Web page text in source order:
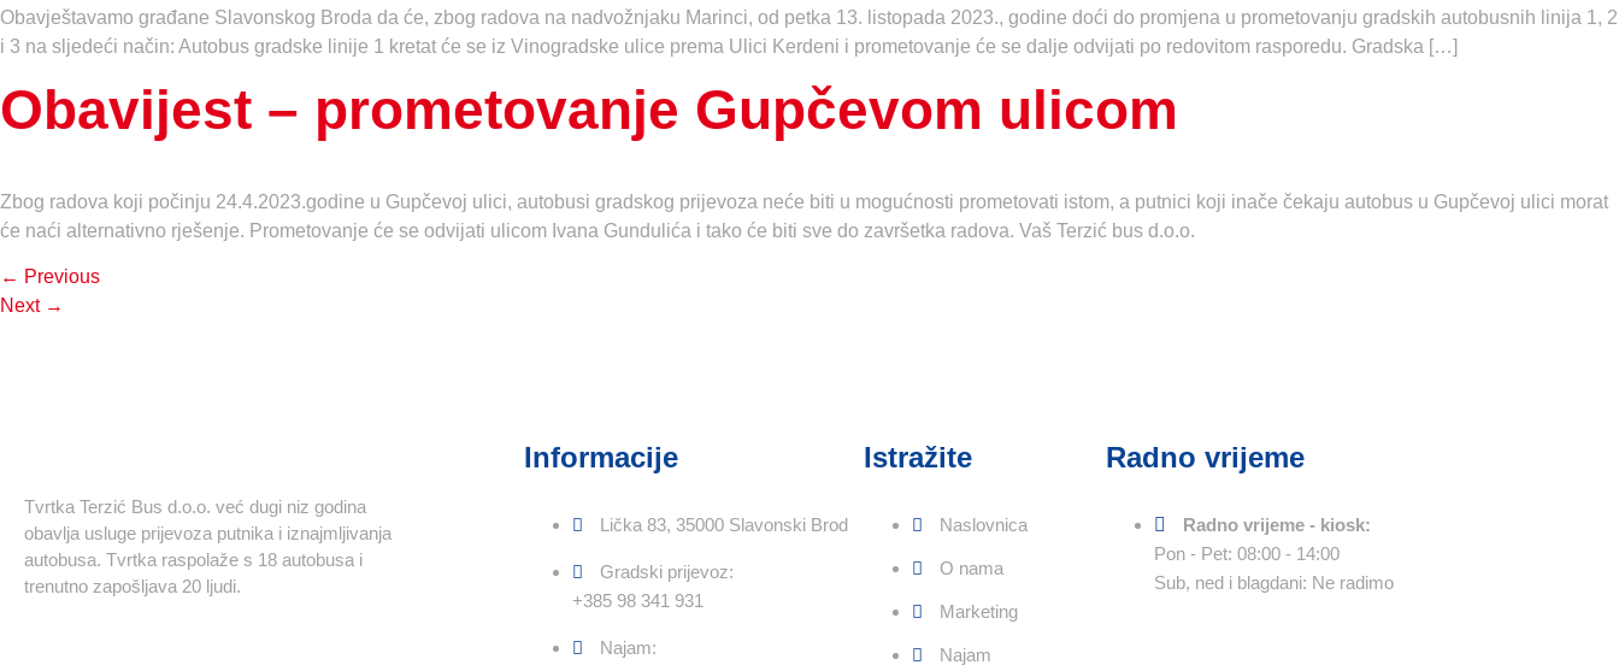
Obavještavamo građane Slavonskog Broda da će, zbog radova na nadvožnjaku Marinci, od petka 13. listopada 2023., godine doći do promjena u prometovanju gradskih autobusnih linija 1, 2
i 3 na sljedeći način: Autobus gradske linije 1 kretat će se iz Vinogradske ulice prema Ulici Kerdeni i prometovanje će se dalje odvijati po redovitom rasporedu. Gradska […]
Obavijest – prometovanje Gupčevom ulicom
Zbog radova koji počinju 24.4.2023.godine u Gupčevoj ulici, autobusi gradskog prijevoza neće biti u mogućnosti prometovati istom, a putnici koji inače čekaju autobus u Gupčevoj ulici morat
će naći alternativno rješenje. Prometovanje će se odvijati ulicom Ivana Gundulića i tako će biti sve do završetka radova. Vaš Terzić bus d.o.o.
← Previous
Next →
Tvrtka Terzić Bus d.o.o. već dugi niz godina
obavlja usluge prijevoza putnika i iznajmljivanja
autobusa. Tvrtka raspolaže s 18 autobusa i
trenutno zapošljava 20 ljudi.
Informacije
Lička 83, 35000 Slavonski Brod
Gradski prijevoz:
+385 98 341 931
Najam:
Istražite
Naslovnica
O nama
Marketing
Najam
Radno vrijeme
Radno vrijeme - kiosk:
Pon - Pet: 08:00 - 14:00
Sub, ned i blagdani: Ne radimo